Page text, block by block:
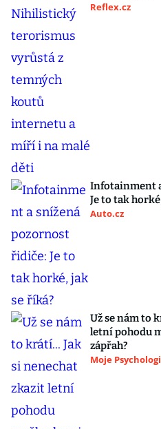
Reflex.cz
Infotainment
Je to tak
Auto.cz
Už se nám to
letní pohodu
zápřah?
Moje